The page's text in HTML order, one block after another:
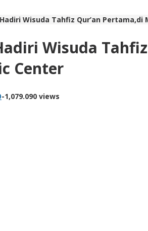
Wisuda Tahfiz Qur’an
Wisuda
Center
-1,079.090 views